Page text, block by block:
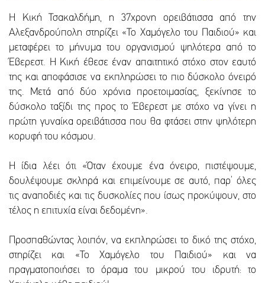
Η Κική Τσακαλδήμη, η 37χρονη ορειβάτισσα από την
Αλεξανδρούπολη στηρίζει «Το Χαμόγελο του Παιδιού» και
μεταφέρει το μήνυμα του οργανισμού ψηλότερα από το
Έβερεστ. Η Κική έθεσε έναν απαιτητικό στόχο στον εαυτό
της και αποφάσισε να εκπληρώσει το πιο δύσκολο όνειρό
της. Μετά από δύο χρόνια προετοιμασίας, ξεκίνησε το
δύσκολο ταξίδι της προς το Έβερεστ με στόχο να γίνει η
πρώτη γυναίκα ορειβάτισσα που θα φτάσει στην ψηλότερη
κορυφή του κόσμου.
Η ίδια λέει ότι «Όταν έχουμε ένα όνειρο, πιστέψουμε,
δουλέψουμε σκληρά και επιμείνουμε σε αυτό, παρ’ όλες
τις αναποδιές και τις δυσκολίες που ίσως προκύψουν, στο
τέλος η επιτυχία είναι δεδομένη».
Προσπαθώντας λοιπόν, να εκπληρώσει το δικό της στόχο,
στηρίζει και «Το Χαμόγελο του Παιδιού» και να
πραγματοποιήσει το όραμα του μικρού του ιδρυτή: το